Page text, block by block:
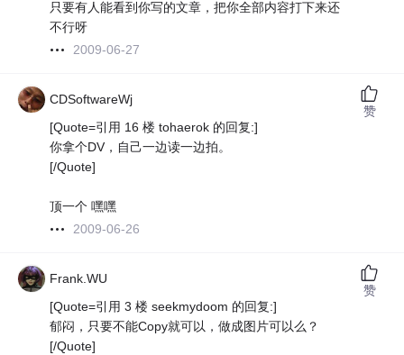
只要有人能看到你写的文章，把你全部内容打下来还
不行呀
2009-06-27
CDSoftwareWj
[Quote=引用 16 楼 tohaerok 的回复:]
你拿个DV，自己一边读一边拍。
[/Quote]
顶一个 嘿嘿
2009-06-26
赞
Frank.WU
[Quote=引用 3 楼 seekmydoom 的回复:]
郁闷，只要不能Copy就可以，做成图片可以么？
[/Quote]
赞